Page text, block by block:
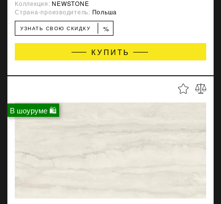
Коллекция: NEWSTONE
Страна-производитель: Польша
УЗНАТЬ СВОЮ СКИДКУ %
КУПИТЬ
В шоуруме 🛍